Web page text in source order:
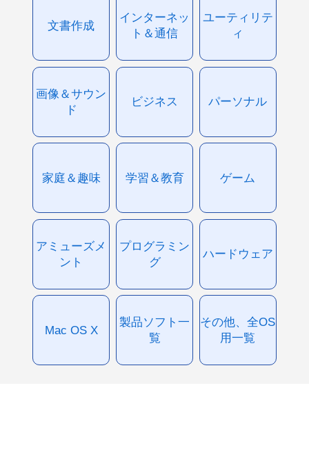
文書作成
インターネッ
ト＆通信
ユーティリテ
ィ
画像＆サウン
ド
ビジネス パーソナル
家庭＆趣味 学習＆教育 ゲーム
アミューズメ
ント
プログラミン
グ
ハードウェア
Mac OS X
製品ソフト一
覧
その他、全OS
用一覧